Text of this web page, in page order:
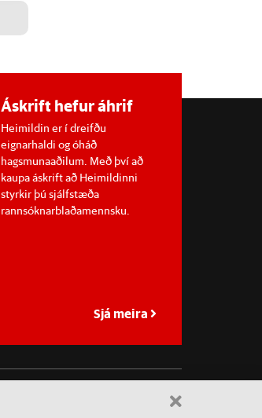
Áskrift hefur áhrif
Heimildin er í dreifðu
eignarhaldi og óháð
hagsmunaaðilum. Með því að
kaupa áskrift að Heimildinni
styrkir þú sjálfstæða
rannsóknarblaðamennsku.
Sjá meira